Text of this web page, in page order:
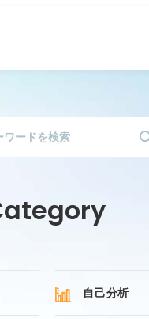
自己分析